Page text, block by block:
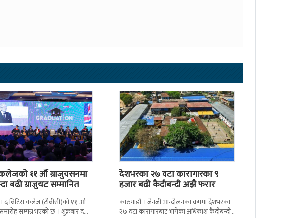
कलेजको ११ औँ ग्राजुयसनमा
बढी ग्राजुयट सम्मानित
द ब्रिटिस कलेज (टीबीसी)को ११ औं
सम्पन्न भएको छ । शुक्रबार द
देशभरका २७ वटा कारागारका ९
हजार बढी कैदीबन्दी अझै फरार
काठमाडौं । जेनजी आन्दोलनका क्रममा देशभरका
२७ वटा कारागारबाट भागेका अधिकांश कैदीबन्दी